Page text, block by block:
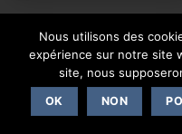
Copyright 2026 ©One
Nous utilisons des
expérience sur notre site
site, nous
OK NON